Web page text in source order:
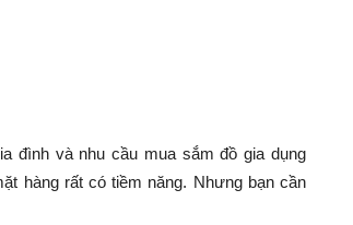
đình và nhu cầu mua sắm đồ gia dụng
hàng rất có tiềm năng. Nhưng bạn cần